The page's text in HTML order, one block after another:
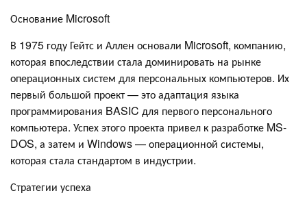
Основание Microsoft
В 1975 году Гейтс и Аллен основали Microsoft, компанию,
которая впоследствии стала доминировать на рынке
операционных систем для персональных компьютеров. Их
первый большой проект — это адаптация языка
программирования BASIC для первого персонального
компьютера. Успех этого проекта привел к разработке MS-
DOS, а затем и Windows — операционной системы,
которая стала стандартом в индустрии.
Стратегии успеха